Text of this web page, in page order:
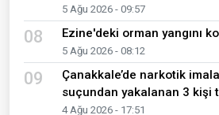
5 Ağu 2026 - 09:57
08 Ezine'deki orman yangını
5 Ağu 2026 - 08:12
09
Çanakkale’de narkotik
suçundan yakalanan 3 kişi
4 Ağu 2026 - 17:51